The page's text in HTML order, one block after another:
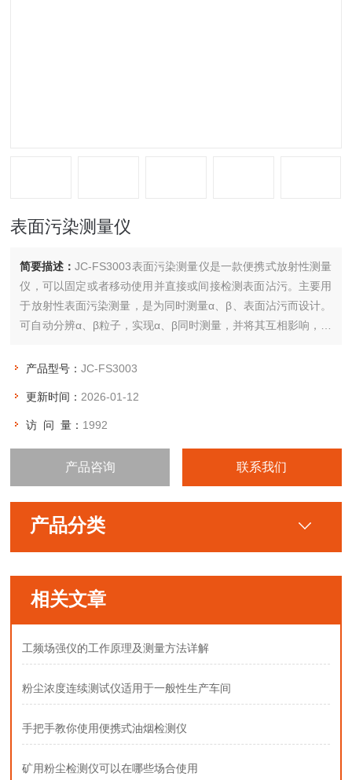
表面污染测量仪
简要描述：JC-FS3003表面污染测量仪是一款便携式放射性测量
仪，可以固定或者移动使用并直接或间接检测表面沾污。主要用
于放射性表面污染测量，是为同时测量α、β、表面沾污而设计。
可自动分辨α、β粒子，实现α、β同时测量，并将其互相影响，抑
产品型号：JC-FS3003
更新时间： 2026-01-12
访 问 量： 1992
产品咨询 联系我们
产品分类
相关文章
工频场强仪的工作原理及测量方法详解
粉尘浓度连续测试仪适用于一般性生产车间
手把手教你使用便携式油烟检测仪
矿用粉尘检测仪可以在哪些场合使用